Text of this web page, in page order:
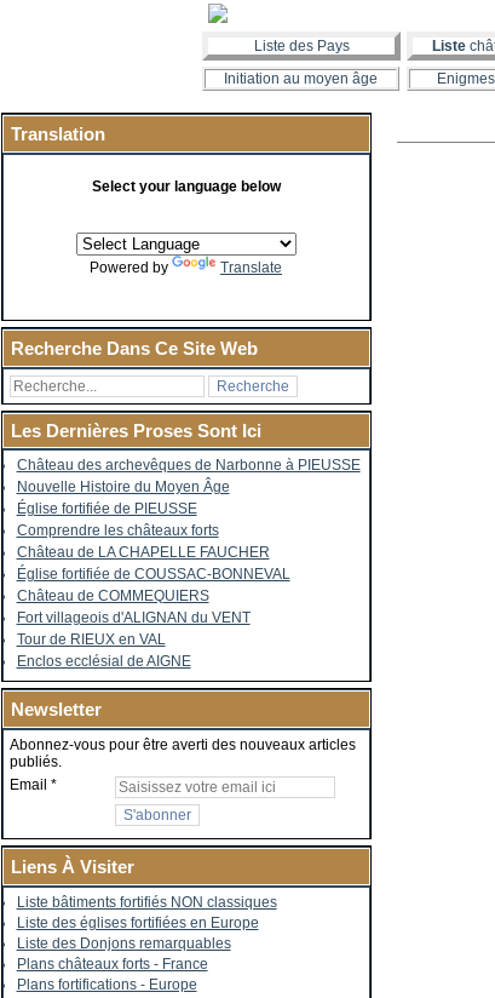
Liste des Pays Liste
Initiation au moyen âge
Translation
Select your language below
Powered by Translate
Recherche Dans Ce Site Web
Les Dernières Proses Sont Ici
Château des archevêques de Narbonne à PIEUSSE
Nouvelle Histoire du Moyen Âge
Église fortifiée de PIEUSSE
Comprendre les châteaux forts
Château de LA CHAPELLE FAUCHER
Église fortifiée de COUSSAC-BONNEVAL
Château de COMMEQUIERS
Fort villageois d'ALIGNAN du VENT
Tour de RIEUX en VAL
Enclos ecclésial de AIGNE
Newsletter
Abonnez-vous pour être averti des nouveaux articles
publiés.
Email
Liens À Visiter
Liste bâtiments fortifiés NON classiques
Liste des églises fortifiées en Europe
Liste des Donjons remarquables
Plans châteaux forts - France
Plans fortifications - Europe